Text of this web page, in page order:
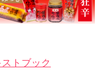
トブック